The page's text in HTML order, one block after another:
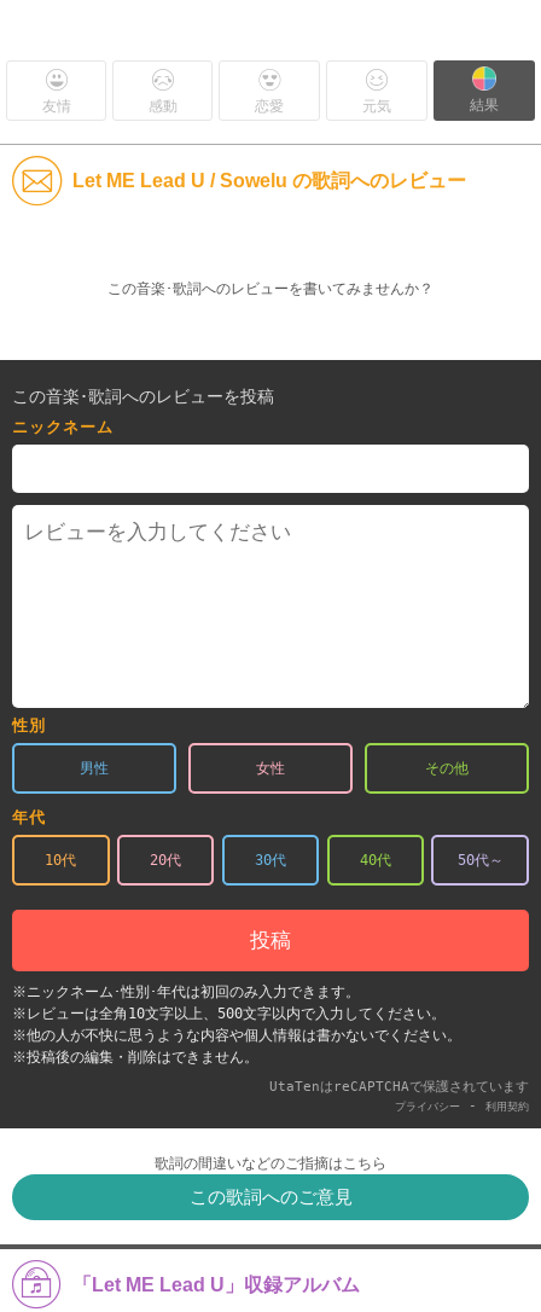
友情 感動 恋愛 元気 結果
Let ME Lead U / Sowelu の歌詞へのレビュー
この音楽･歌詞へのレビューを書いてみませんか？
この音楽･歌詞へのレビューを投稿
ニックネーム
性別
男性 女性 その他
年代
10代 20代 30代 40代 50代～
投稿
※ニックネーム･性別･年代は初回のみ入力できます。
※レビューは全角10文字以上、500文字以内で入力してください。
※他の人が不快に思うような内容や個人情報は書かないでください。
※投稿後の編集・削除はできません。
UtaTenはreCAPTCHAで保護されています
プライバシー - 利用契約
歌詞の間違いなどのご指摘はこちら
この歌詞へのご意見
「Let ME Lead U」収録アルバム